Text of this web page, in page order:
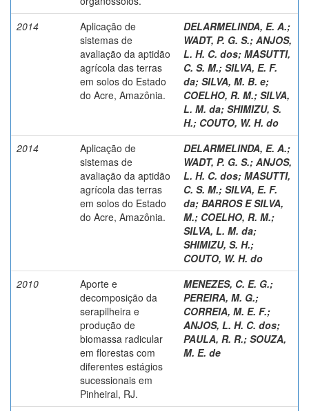
2014
Aplicação de
sistemas de
avaliação da aptidão
agrícola das terras
em solos do Estado
do Acre, Amazônia.
DELARMELINDA, E. A.;
WADT, P. G. S.; ANJOS,
L. H. C. dos; MASUTTI,
C. S. M.; SILVA, E. F.
da; SILVA, M. B. e;
COELHO, R. M.; SILVA,
L. M. da; SHIMIZU, S.
H.; COUTO, W. H. do
2014
Aplicação de
sistemas de
avaliação da aptidão
agrícola das terras
em solos do Estado
do Acre, Amazônia.
DELARMELINDA, E. A.;
WADT, P. G. S.; ANJOS,
L. H. C. dos; MASUTTI,
C. S. M.; SILVA, E. F.
da; BARROS E SILVA,
M.; COELHO, R. M.;
SILVA, L. M. da;
SHIMIZU, S. H.;
COUTO, W. H. do
2010
Aporte e
decomposição da
serapilheira e
produção de
biomassa radicular
em florestas com
diferentes estágios
sucessionais em
Pinheiral, RJ.
MENEZES, C. E. G.;
PEREIRA, M. G.;
CORREIA, M. E. F.;
ANJOS, L. H. C. dos;
PAULA, R. R.; SOUZA,
M. E. de